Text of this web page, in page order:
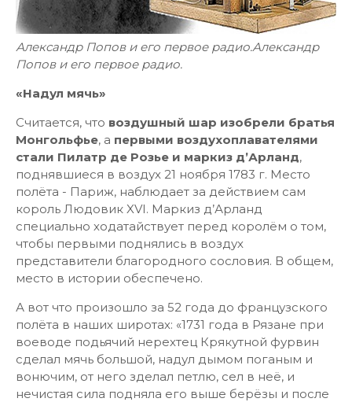
Александр Попов и его первое радио.Александр
Попов и его первое радио.
«Надул мячь»
Считается, что воздушный шар изобрели братья
Монгольфье, а первыми воздухоплавателями
стали Пилатр де Розье и маркиз д’Арланд,
поднявшиеся в воздух 21 ноября 1783 г. Место
полёта - Париж, наблюдает за дейст­вием сам
король Людовик XVI. Маркиз д’Арланд
специально ходатайствует перед королём о том,
чтобы первыми поднялись в воздух
представители благородного сословия. В общем,
место в истории обеспечено.
А вот что произошло за 52 года до французского
полёта в наших широтах: «1731 года в Рязане при
воеводе подьячий нерехтец Крякутной фурвин
сделал мячь большой, надул дымом поганым и
вонючим, от него зделал петлю, сел в неё, и
нечистая сила подняла его выше берёзы и после